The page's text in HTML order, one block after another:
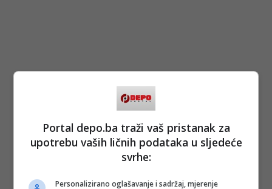
Portal depo.ba traži vaš pristanak za
upotrebu vaših ličnih podataka u sljedeće
svrhe:
Personalizirano oglašavanje i sadržaj, mjerenje